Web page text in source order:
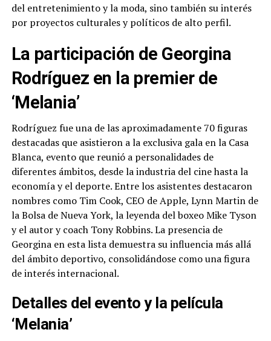
del entretenimiento y la moda, sino también su interés
por proyectos culturales y políticos de alto perfil.
La participación de Georgina
Rodríguez en la premier de
‘Melania’
Rodríguez fue una de las aproximadamente 70 figuras
destacadas que asistieron a la exclusiva gala en la Casa
Blanca, evento que reunió a personalidades de
diferentes ámbitos, desde la industria del cine hasta la
economía y el deporte. Entre los asistentes destacaron
nombres como Tim Cook, CEO de Apple, Lynn Martin de
la Bolsa de Nueva York, la leyenda del boxeo Mike Tyson
y el autor y coach Tony Robbins. La presencia de
Georgina en esta lista demuestra su influencia más allá
del ámbito deportivo, consolidándose como una figura
de interés internacional.
Detalles del evento y la película
‘Melania’